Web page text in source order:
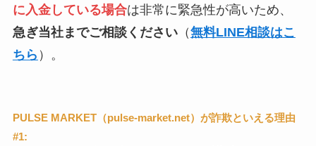
に入金している場合は非常に緊急性が高いため、
急ぎ当社までご相談ください（無料LINE相談はこ
ちら ）。
PULSE MARKET（pulse-market.net）が詐欺といえる理由
#1: